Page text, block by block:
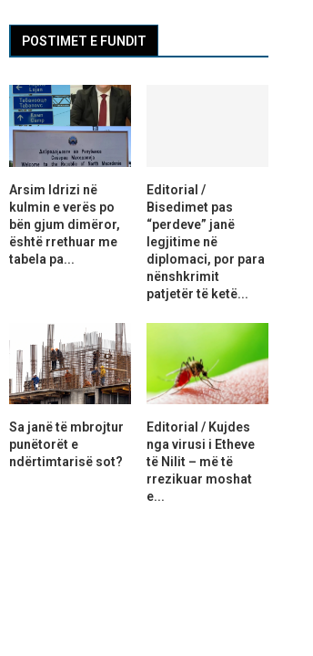
POSTIMET E FUNDIT
Arsim Idrizi në
kulmin e verës po
bën gjum dimëror,
është rrethuar me
tabela pa...
Editorial /
Bisedimet pas
“perdeve” janë
legjitime në
diplomaci, por para
nënshkrimit
patjetër të ketë...
Sa janë të mbrojtur
punëtorët e
ndërtimtarisë sot?
Editorial / Kujdes
nga virusi i Etheve
të Nilit – më të
rrezikuar moshat
e...